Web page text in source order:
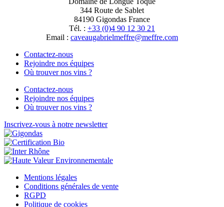
344 Route de Sablet
84190 Gigondas France
Tél. : +33 (0)4 90 12 30 21
Email : moc.erffem@erffemleirbaguaevac
Contactez-nous
Rejoindre nos équipes
Où trouver nos vins ?
Contactez-nous
Rejoindre nos équipes
Où trouver nos vins ?
Inscrivez-vous à notre newsletter
Mentions légales
Conditions générales de vente
RGPD
Politique de cookies